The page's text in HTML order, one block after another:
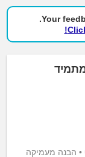
Your
• הבנה מעמיקה